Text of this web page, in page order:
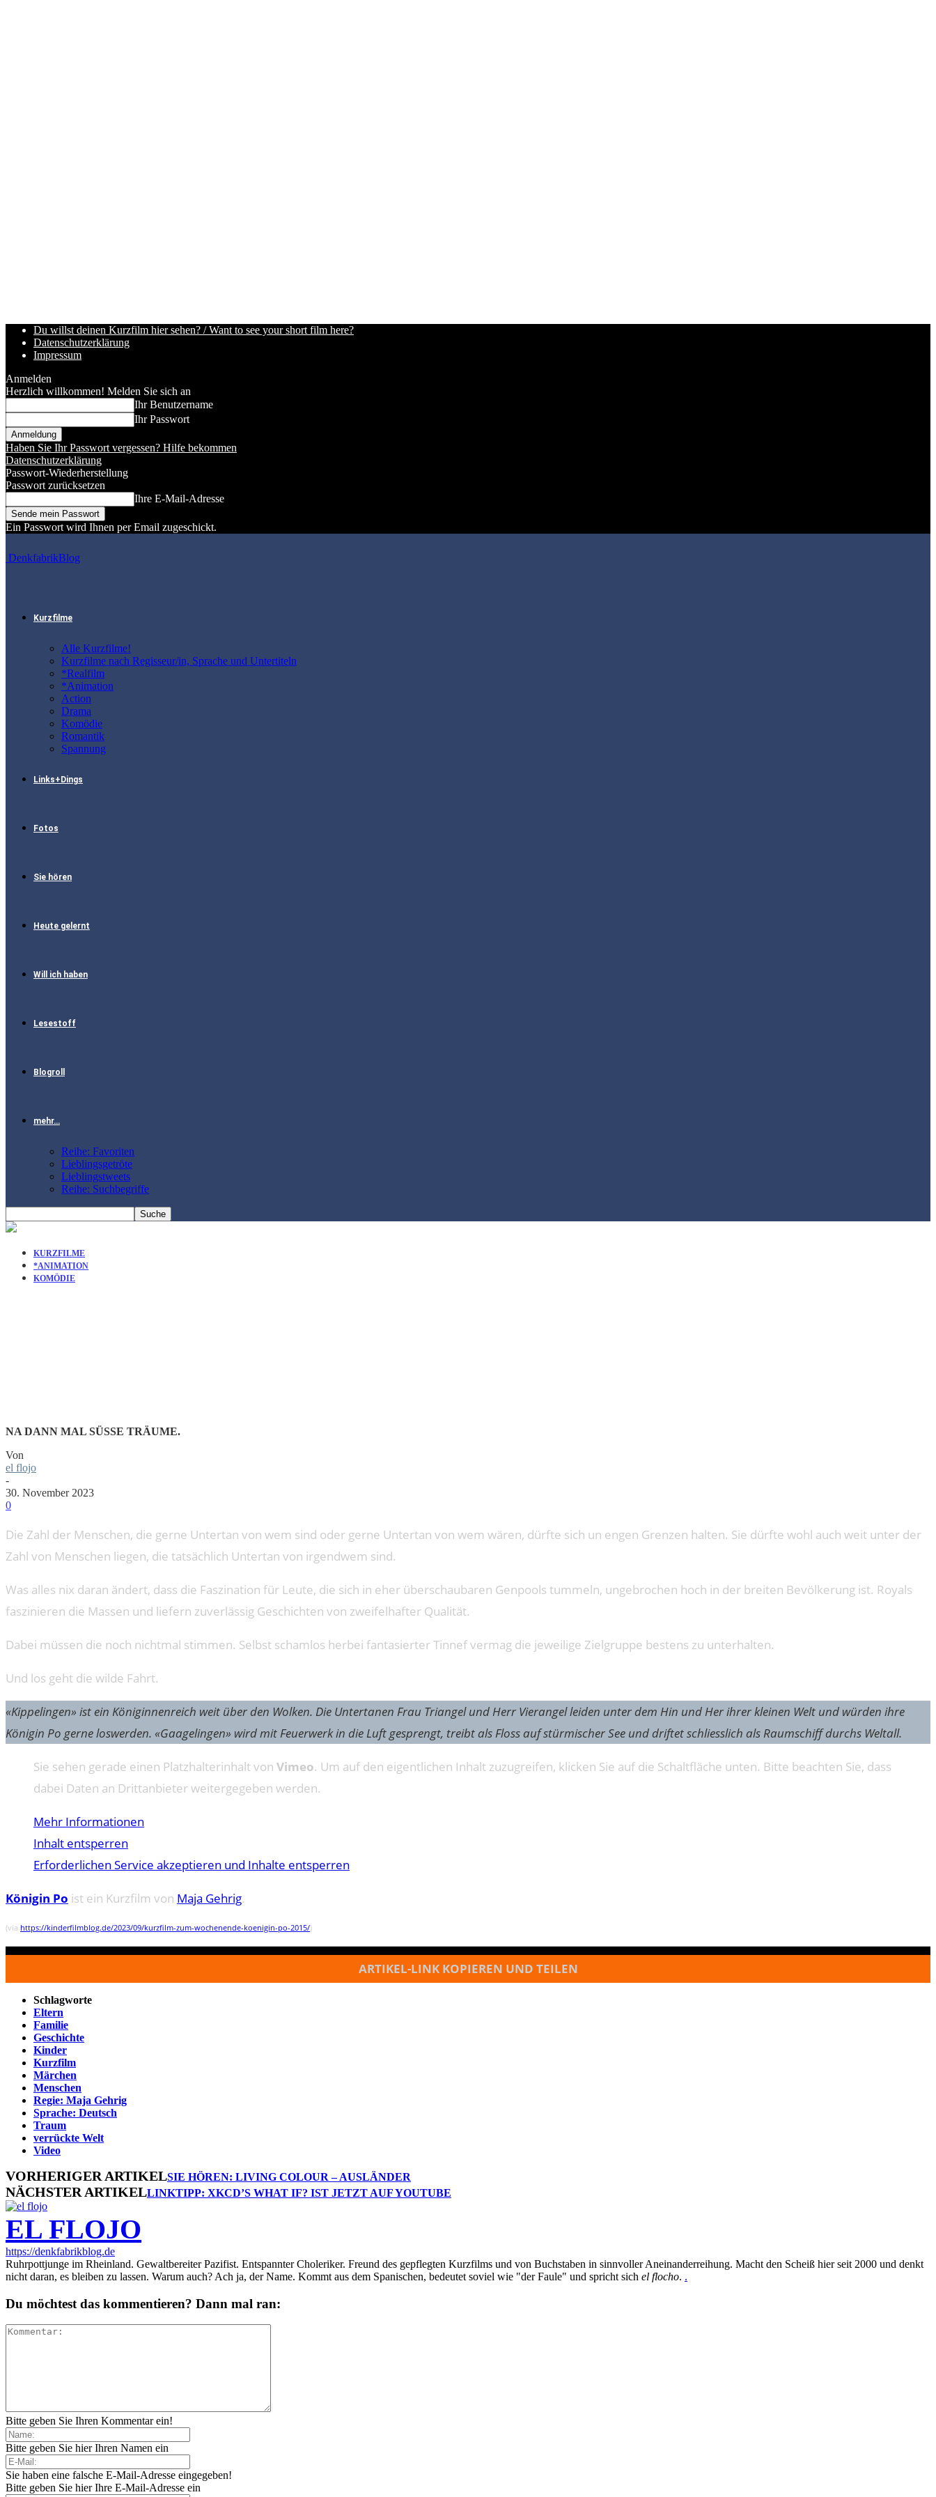
Du willst deinen Kurzfilm hier sehen? / Want to see your short film here?
Datenschutzerklärung
Impressum
Anmelden
Herzlich willkommen! Melden Sie sich an
Ihr Benutzername
Ihr Passwort
Haben Sie Ihr Passwort vergessen? Hilfe bekommen
Datenschutzerklärung
Passwort-Wiederherstellung
Passwort zurücksetzen
Ihre E-Mail-Adresse
Ein Passwort wird Ihnen per Email zugeschickt.
DenkfabrikBlog
Kurzfilme
Alle Kurzfilme!
Kurzfilme nach Regisseur/in, Sprache und Untertiteln
*Realfilm
*Animation
Action
Drama
Komödie
Romantik
Spannung
Links+Dings
Fotos
Sie hören
Heute gelernt
Will ich haben
Lesestoff
Blogroll
mehr…
Reihe: Favoriten
Lieblingsgetröte
Lieblingstweets
Reihe: Suchbegriffe
KURZFILME
*ANIMATION
KOMÖDIE
NA DANN MAL SÜSSE TRÄUME.
Von
el flojo
-
30. November 2023
0
Die Zahl der Menschen, die gerne Untertan von wem sind oder gerne Untertan von wem wären, dürfte sich un engen Grenzen halten. Sie dürfte wohl auch weit unter der
Zahl von Menschen liegen, die tatsächlich Untertan von irgendwem sind.
Was alles nix daran ändert, dass die Faszination für Leute, die sich in eher überschaubaren Genpools tummeln, ungebrochen hoch in der breiten Bevölkerung ist. Royals
faszinieren die Massen und liefern zuverlässig Geschichten von zweifelhafter Qualität.
Dabei müssen die noch nichtmal stimmen. Selbst schamlos herbei fantasierter Tinnef vermag die jeweilige Zielgruppe bestens zu unterhalten.
Und los geht die wilde Fahrt.
«Kippelingen» ist ein Königinnenreich weit über den Wolken. Die Untertanen Frau Triangel und Herr Vierangel leiden unter dem Hin und Her ihrer kleinen Welt und würden ihre
Königin Po gerne loswerden. «Gaagelingen» wird mit Feuerwerk in die Luft gesprengt, treibt als Floss auf stürmischer See und driftet schliesslich als Raumschiff durchs Weltall.
Sie sehen gerade einen Platzhalterinhalt von Vimeo. Um auf den eigentlichen Inhalt zuzugreifen, klicken Sie auf die Schaltfläche unten. Bitte beachten Sie, dass
dabei Daten an Drittanbieter weitergegeben werden.
Mehr Informationen
Inhalt entsperren
Erforderlichen Service akzeptieren und Inhalte entsperren
Königin Po ist ein Kurzfilm von Maja Gehrig.
(via https://kinderfilmblog.de/2023/09/kurzfilm-zum-wochenende-koenigin-po-2015/)
ARTIKEL-LINK KOPIEREN UND TEILEN
Schlagworte
Eltern
Familie
Geschichte
Kinder
Kurzfilm
Märchen
Menschen
Regie: Maja Gehrig
Sprache: Deutsch
Traum
verrückte Welt
Video
VORHERIGER ARTIKELSIE HÖREN: LIVING COLOUR – AUSLÄNDER
NÄCHSTER ARTIKELLINKTIPP: XKCD’S WHAT IF? IST JETZT AUF YOUTUBE
EL FLOJO
https://denkfabrikblog.de
Ruhrpottjunge im Rheinland. Gewaltbereiter Pazifist. Entspannter Choleriker. Freund des gepflegten Kurzfilms und von Buchstaben in sinnvoller Aneinanderreihung. Macht den Scheiß hier seit 2000 und denkt
nicht daran, es bleiben zu lassen. Warum auch? Ach ja, der Name. Kommt aus dem Spanischen, bedeutet soviel wie "der Faule" und spricht sich el flocho. .
Du möchtest das kommentieren? Dann mal ran:
Bitte geben Sie Ihren Kommentar ein!
Bitte geben Sie hier Ihren Namen ein
Sie haben eine falsche E-Mail-Adresse eingegeben!
Bitte geben Sie hier Ihre E-Mail-Adresse ein